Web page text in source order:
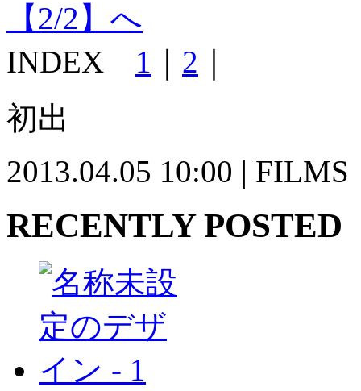
【2/2】へ
INDEX 1 2
初出
2013.04.05 10:00 | FILMS
RECENTLY POSTED